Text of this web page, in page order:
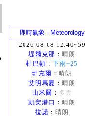
即時氣象 - Meteorology
2026-08-08 12:40~59
堤爾克那 ： 晴朗
杜巴頓 ： 下雨+25
班克爾 ： 晴朗
艾明馬夏 ： 晴朗
山米爾 ： 多雲
凱安港口 ： 晴朗
拉諾 ： 晴朗